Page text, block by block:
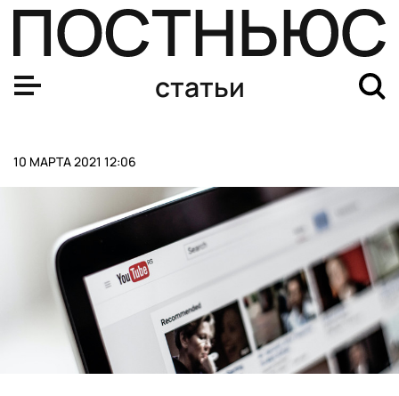
статьи
10 МАРТА 2021 12:06
Биатлонистка Гореева стала второй в индивидуальной